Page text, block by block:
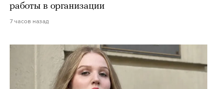
работы в организации
7 часов назад